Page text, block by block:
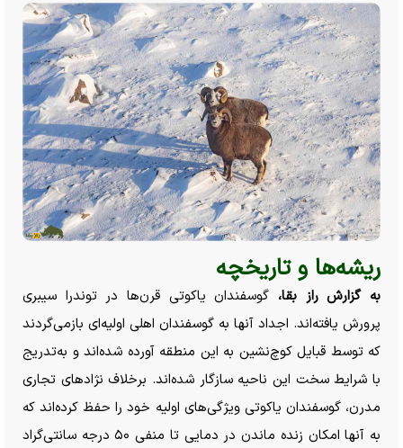
ریشه‌ها و تاریخچه
به گزارش راز بقا، گوسفندان یاکوتی قرن‌ها در توندرا سیبری
پرورش یافته‌اند. اجداد آنها به گوسفندان اهلی اولیه‌ای بازمی‌گردند
که توسط قبایل کوچ‌نشین به این منطقه آورده شده‌اند و به‌تدریج
با شرایط سخت این ناحیه سازگار شده‌اند. برخلاف نژاد‌های تجاری
مدرن، گوسفندان یاکوتی ویژگی‌های اولیه خود را حفظ کرده‌اند که
به آنها امکان زنده ماندن در دمایی تا منفی ۵۰ درجه سانتی‌گراد